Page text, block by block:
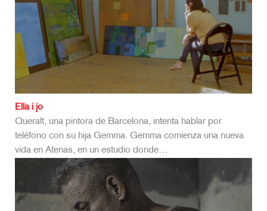
Ella i jo
Queralt, una pintora de Barcelona, intenta hablar por
teléfono con su hija Gemma. Gemma comienza una nueva
vida en Atenas, en un estudio donde…